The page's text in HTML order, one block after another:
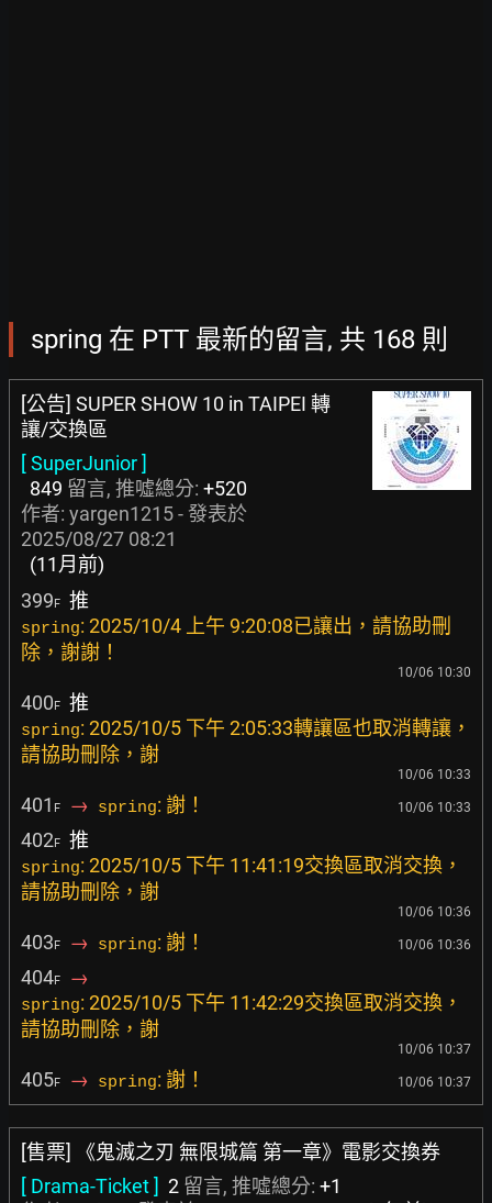
spring 在 PTT 最新的留言, 共 168 則
[公告] SUPER SHOW 10 in TAIPEI 轉
讓/交換區
[ SuperJunior ]
849 留言, 推噓總分: +520
作者: yargen1215- 發表於
2025/08/27 08:21
(11月前)
399F 推
spring: 2025/10/4 上午 9:20:08已讓出，請協助刪
除，謝謝！
10/06 10:30
400F 推
spring: 2025/10/5 下午 2:05:33轉讓區也取消轉讓，
請協助刪除，謝
10/06 10:33
401 F → spring: 謝！ 10/06 10:33
402F 推
spring: 2025/10/5 下午 11:41:19交換區取消交換，
請協助刪除，謝
10/06 10:36
403F → spring: 謝！ 10/06 10:36
404F →
spring: 2025/10/5 下午 11:42:29交換區取消交換，
請協助刪除，謝
10/06 10:37
405F → spring: 謝！ 10/06 10:37
[售票] 《鬼滅之刃 無限城篇 第一章》電影交換券
[ Drama-Ticket ] 2 留言, 推噓總分: +1